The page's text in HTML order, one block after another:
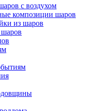
с воздухом
композиции шаров
из шаров